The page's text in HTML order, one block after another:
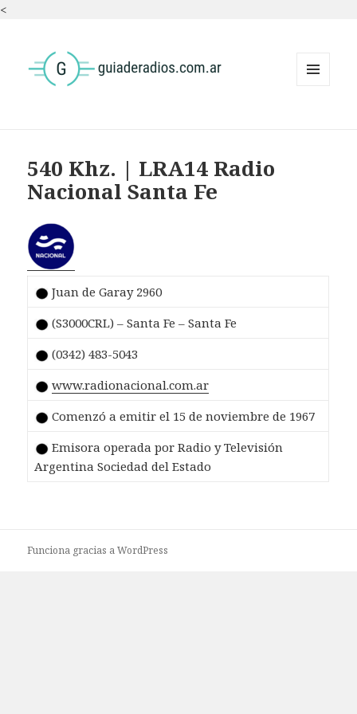
<
540 Khz. | LRA14 Radio
Nacional Santa Fe
Juan de Garay 2960
(S3000CRL) – Santa Fe – Santa Fe
(0342) 483-5043
www.radionacional.com.ar
Comenzó a emitir el 15 de noviembre de 1967
Emisora operada por Radio y Televisión
Argentina Sociedad del Estado
Funciona gracias a WordPress